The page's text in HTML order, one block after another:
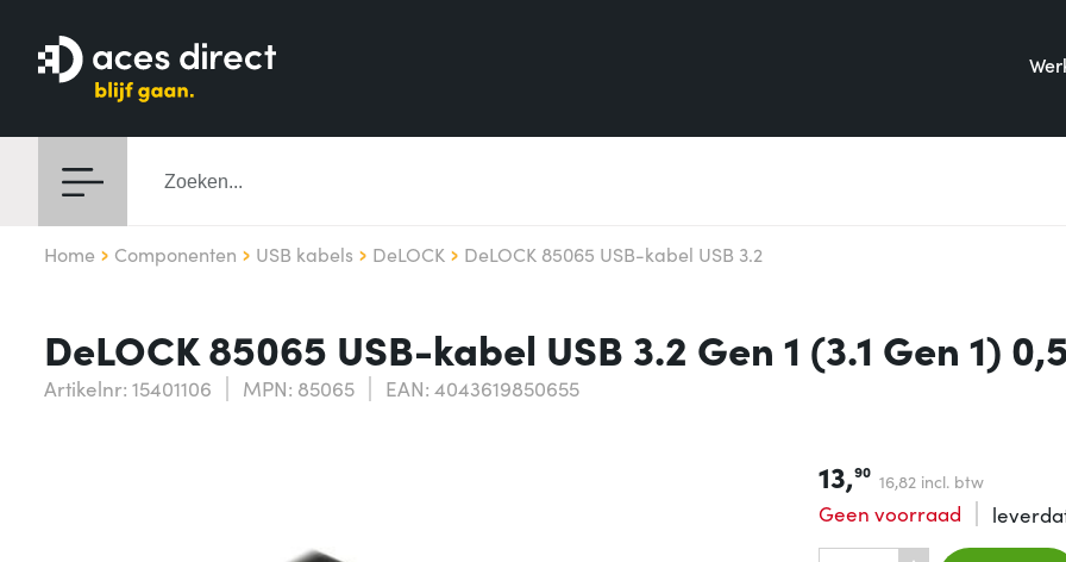
Home Componenten USB kabels DeLOCK DeLOCK 85065 USB-kabel USB 3.2
DeLOCK 85065 USB-kabel USB 3.2 Gen 1 (3.1 Gen 1)
Artikelnr: 15401106 MPN: 85065 EAN: 4043619850655
13,90 16,82 incl. btw
Geen voorraad